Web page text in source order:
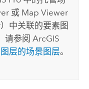
或 Map Viewer
）中关联的要素图
请参阅ArcGIS
层的场景图层。